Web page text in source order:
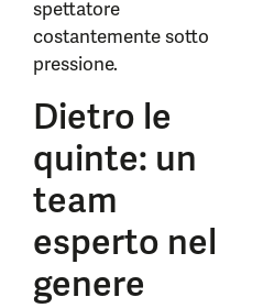
spettatore
costantemente sotto
pressione.
Dietro le
quinte: un
team
esperto nel
genere